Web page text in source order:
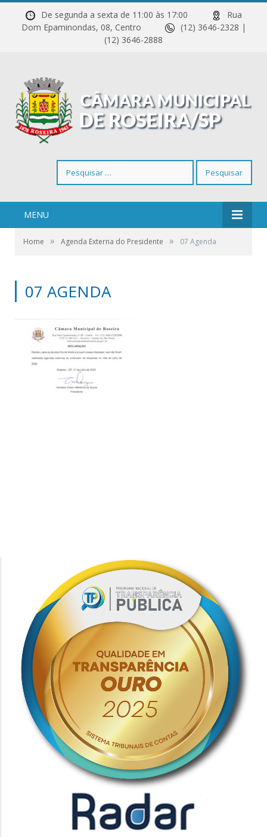
De segunda a sexta de 11:00 às 17:00
Rua
Dom Epaminondas, 08, Centro
(12) 3646-2328 |
(12) 3646-2888
por:
MENU
Home » Agenda Externa do Presidente » 07 Agenda
07 AGENDA